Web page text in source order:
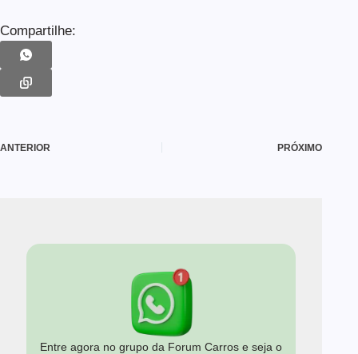
Compartilhe:
ANTERIOR PRÓXIMO
Entre agora no grupo da Forum Carros e seja o